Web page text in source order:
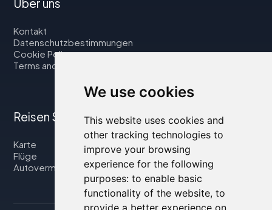
We use cookies
This website uses cookies and
other tracking technologies to
improve your browsing
experience for the following
purposes: to enable basic
functionality of the website, to
provide a better experience on
Über uns
Kontakt
Datenschutzbestimmungen
Cookie Policy
Terms and Conditions
Reisen Sie mit uns
Karte
Flüge
Autovermietung